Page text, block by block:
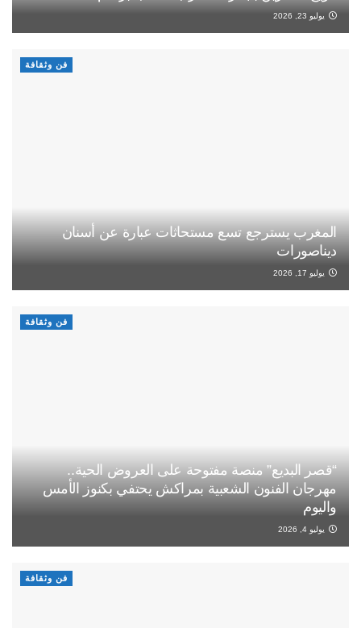
يوليو 23, 2026
فن وثقافة
المغرب يسترجع تسع مستحاثات عبارة عن أسنان
ديناصورات
يوليو 17, 2026
فن وثقافة
“قصر البديع” منصة مفتوحة على العروض الحية..
مهرجان الفنون الشعبية بمراكش يحتفي بكنوز الأمس
واليوم
يوليو 4, 2026
فن وثقافة